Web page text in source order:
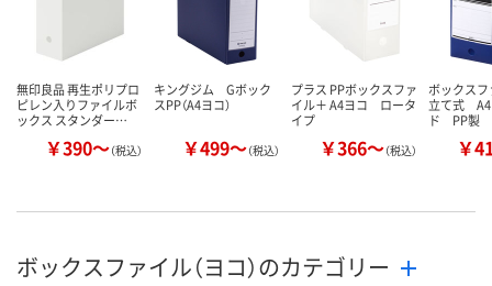
カ
無印良品 再生ポリプロ
ピレン入りファイルボ
ックス スタンダー…
￥390～（税込）
キングジム Gボック
スPP（A4ヨコ）
￥499～（税込）
プラス PPボックスファ
イル＋ A4ヨコ ロータ
イプ
￥366～（税込）
ボックス
立て式 A4
ド PP製
￥
ボックスファイル（ヨコ）のカテゴリー